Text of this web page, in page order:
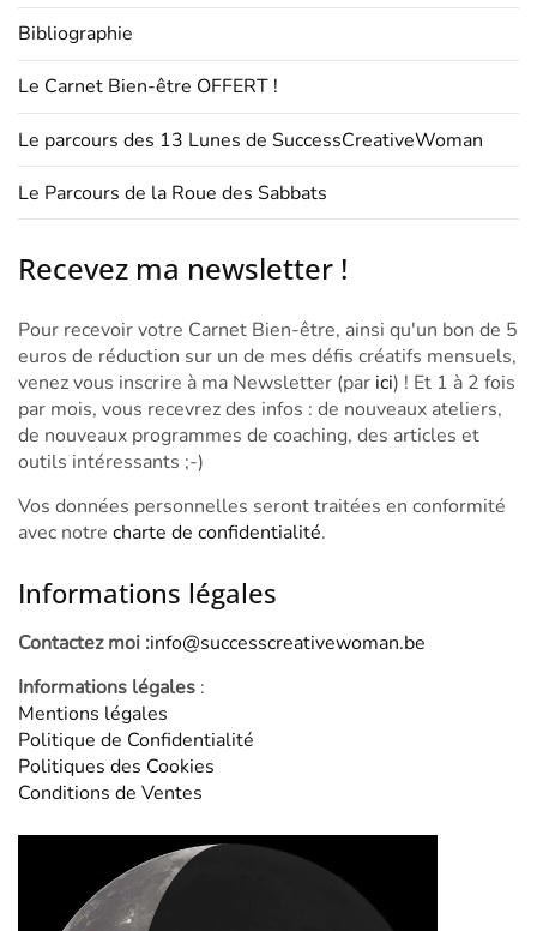
Bibliographie
Le Carnet Bien-être OFFERT !
Le parcours des 13 Lunes de SuccessCreativeWoman
Le Parcours de la Roue des Sabbats
Recevez ma newsletter !
Pour recevoir votre Carnet Bien-être, ainsi qu'un bon de 5
euros de réduction sur un de mes défis créatifs mensuels,
venez vous inscrire à ma Newsletter (par ici) ! Et 1 à 2 fois
par mois, vous recevrez des infos : de nouveaux ateliers,
de nouveaux programmes de coaching, des articles et
outils intéressants ;-)
Vos données personnelles seront traitées en conformité
avec notre charte de confidentialité.
Informations légales
Contactez moi :info@successcreativewoman.be
Informations légales :
Mentions légales
Politique de Confidentialité
Politiques des Cookies
Conditions de Ventes